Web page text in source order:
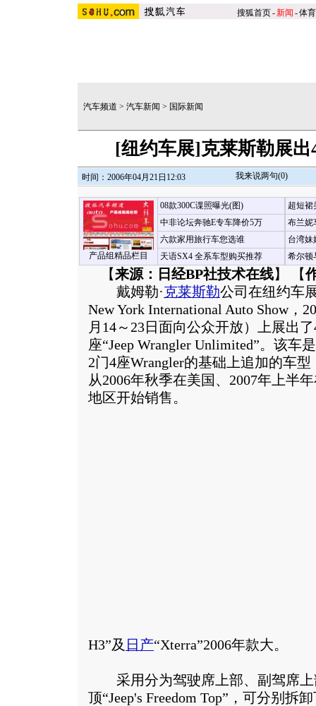
搜狐首页-新闻 -体育
汽车频道 > 汽车新闻 > 国际新闻
[纽约车展]克莱斯勒展
时间：2006年04月21日12:03 我来说两句(0)
产品组精品栏目
08款300C谍照曝光(图)
中非论坛奔驰E专车降价5万
六款家用旅行车您选谁
天语SX4 全系车型购买推荐
超短裙
布兰妮
台湾妹
希尔顿
【来源：日经BP社技术在线】 【
戴姆勒·克莱斯勒公司在纽约车
New York International Auto Show，
月14～23日面向公众开放）上展出
座“Jeep Wrangler Unlimited”。该车
2门4座Wrangler的基础上追加的车型
从2006年秋季在美国、2007年上半
地区开始销售。
H3”及 日产“Xterra”2006年款大。
采用分为驾驶席上部、副驾席上
顶“Jeep's Freedom Top”，可分别拆